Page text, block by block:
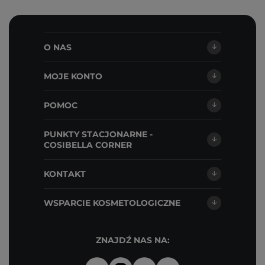
O NAS
MOJE KONTO
POMOC
PUNKTY STACJONARNE -
COSIBELLA CORNER
KONTAKT
WSPARCIE KOSMETOLOGICZNE
ZNAJDŹ NAS NA: